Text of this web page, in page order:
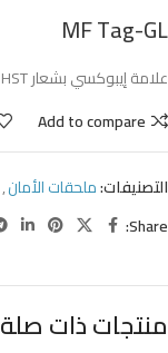
MF Tag-GL
علامة إيبوكسي بشعار HST مع سلسلة MF 13.56 ميجا هرتز، الحجم: 50 * 30 مم
Add to compare
التصنيفات:ملحقات الأمان,
Share:
منتجات ذات صلة